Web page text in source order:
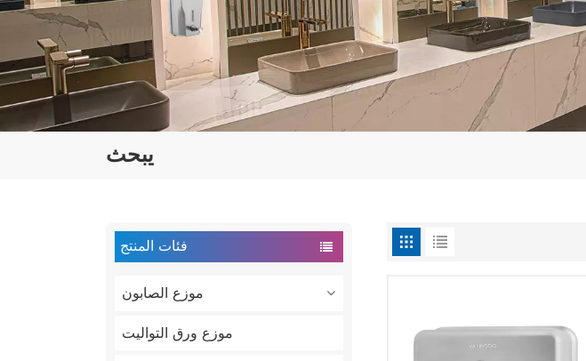
يبحث
فئات المنتج
موزع الصابون
موزع ورق التواليت